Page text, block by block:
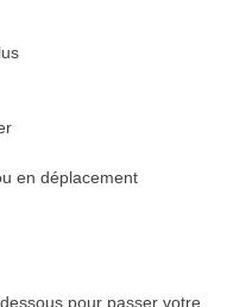
en déplacement
pour passer votre